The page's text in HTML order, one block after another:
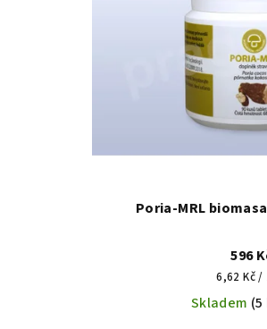
Poria-MRL
596
Měrná
cena:
6,62 Kč /
Skladem